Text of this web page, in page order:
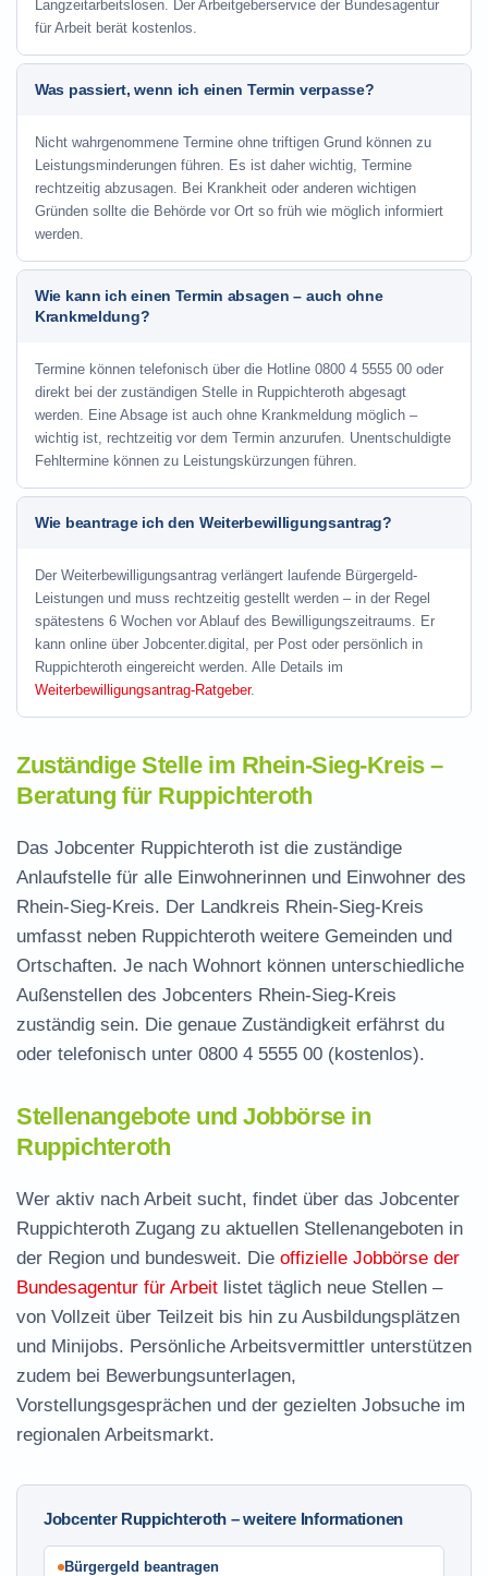
Langzeitarbeitslosen. Der Arbeitgeberservice der Bundesagentur
für Arbeit berät kostenlos.
Was passiert, wenn ich einen Termin verpasse?
Nicht wahrgenommene Termine ohne triftigen Grund können zu
Leistungsminderungen führen. Es ist daher wichtig, Termine
rechtzeitig abzusagen. Bei Krankheit oder anderen wichtigen
Gründen sollte die Behörde vor Ort so früh wie möglich informiert
werden.
Wie kann ich einen Termin absagen – auch ohne
Krankmeldung?
Termine können telefonisch über die Hotline 0800 4 5555 00 oder
direkt bei der zuständigen Stelle in Ruppichteroth abgesagt
werden. Eine Absage ist auch ohne Krankmeldung möglich –
wichtig ist, rechtzeitig vor dem Termin anzurufen. Unentschuldigte
Fehltermine können zu Leistungskürzungen führen.
Wie beantrage ich den Weiterbewilligungsantrag?
Der Weiterbewilligungsantrag verlängert laufende Bürgergeld-
Leistungen und muss rechtzeitig gestellt werden – in der Regel
spätestens 6 Wochen vor Ablauf des Bewilligungszeitraums. Er
kann online über Jobcenter.digital, per Post oder persönlich in
Ruppichteroth eingereicht werden. Alle Details im
Weiterbewilligungsantrag-Ratgeber.
Zuständige Stelle im Rhein-Sieg-Kreis –
Beratung für Ruppichteroth
Das Jobcenter Ruppichteroth ist die zuständige
Anlaufstelle für alle Einwohnerinnen und Einwohner des
Rhein-Sieg-Kreis. Der Landkreis Rhein-Sieg-Kreis
umfasst neben Ruppichteroth weitere Gemeinden und
Ortschaften. Je nach Wohnort können unterschiedliche
Außenstellen des Jobcenters Rhein-Sieg-Kreis
zuständig sein. Die genaue Zuständigkeit erfährst du
oder telefonisch unter 0800 4 5555 00 (kostenlos).
Stellenangebote und Jobbörse in
Ruppichteroth
Wer aktiv nach Arbeit sucht, findet über das Jobcenter
Ruppichteroth Zugang zu aktuellen Stellenangeboten in
der Region und bundesweit. Die offizielle Jobbörse der
Bundesagentur für Arbeit listet täglich neue Stellen –
von Vollzeit über Teilzeit bis hin zu Ausbildungsplätzen
und Minijobs. Persönliche Arbeitsvermittler unterstützen
zudem bei Bewerbungsunterlagen,
Vorstellungsgesprächen und der gezielten Jobsuche im
regionalen Arbeitsmarkt.
Jobcenter Ruppichteroth – weitere Informationen
Bürgergeld beantragen